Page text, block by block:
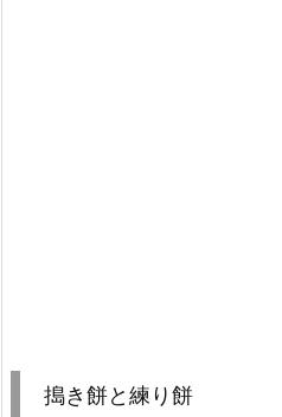
搗き餅と練り餅